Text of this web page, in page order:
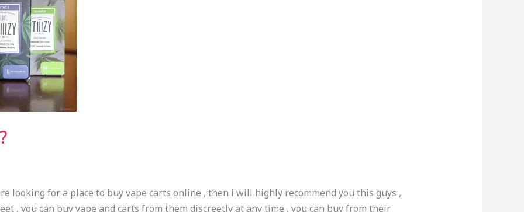
looking for a place to buy vape carts online , then i will highly recommend you this guys ,
, you can buy vape and carts from them discreetly at any time , you can buy from their